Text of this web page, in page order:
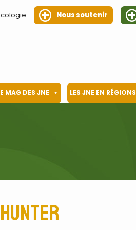
Nous soutenir
MAG DES JNE LES JNE EN RÉGIONS